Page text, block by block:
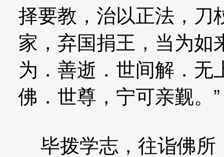
择要教，治以正法，刀
家，弃国捐王，当为如
为．善逝．世间解．无
佛．世尊，宁可亲觐。”
毕拨学志，往诣佛所